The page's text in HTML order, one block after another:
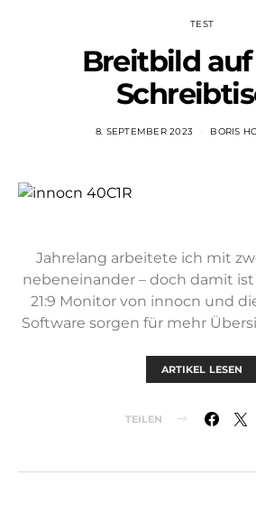
TEST
Breitbild
8. SEPTEMBER 2023 BORIS
Jahrelang arbeitete ich mit
nebeneinander – doch damit
21:9 Monitor von innocn und
Software sorgen für mehr
ARTIKEL LESEN
TEILEN